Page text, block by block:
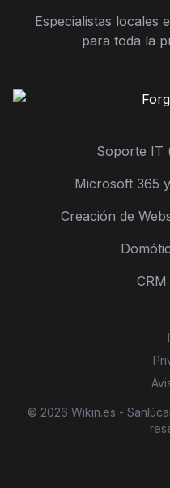
Especialistas locales
para toda la
Soporte IT
Microsoft 365
Creación de
© 2026 Wikin.es -